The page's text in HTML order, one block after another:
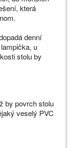
která
denní
u
stolu by
by povrch stolu
veselý PVC